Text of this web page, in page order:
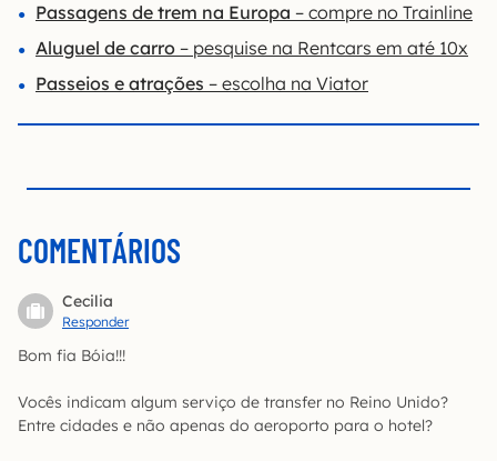
Passagens de trem na Europa – compre no Trainline
Aluguel de carro – pesquise na Rentcars em até 10x
Passeios e atrações – escolha na Viator
COMENTÁRIOS
Cecilia
Responder
Bom fia Bóia!!!
Vocês indicam algum serviço de transfer no Reino Unido?
Entre cidades e não apenas do aeroporto para o hotel?